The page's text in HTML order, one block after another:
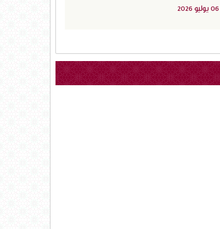
06 يوليو 2026